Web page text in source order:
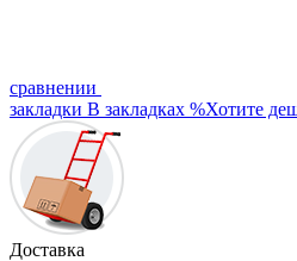
сравнении
закладки В закладках %Хотите
Доставка